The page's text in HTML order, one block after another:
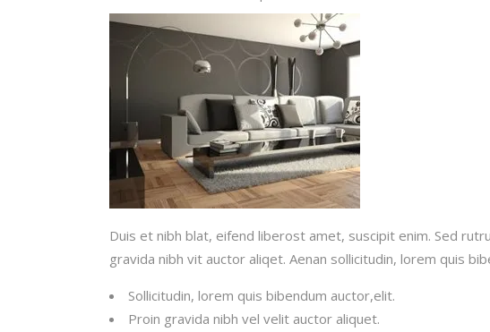
Duis et nibh blat, eifend liberost amet, suscipit enim. Sed
gravida nibh vit auctor aliqet. Aenan sollicitudin, lorem quis
Sollicitudin, lorem quis bibendum auctor,elit.
Proin gravida nibh vel velit auctor aliquet.